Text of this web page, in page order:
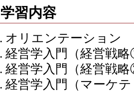
学習内容
オリエンテーション
経営学入門（経営戦
経営学入門（経営戦
経営学入門（マーケ